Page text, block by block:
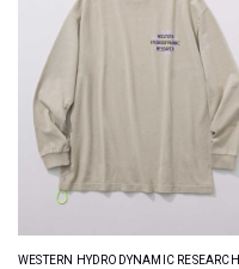
WESTERN HYDRODYNAMIC RESEARCH